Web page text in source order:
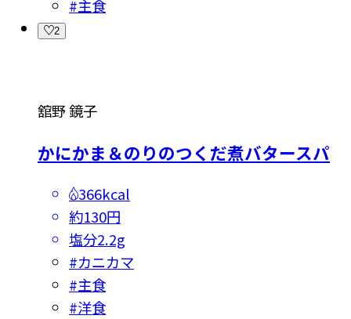
#主食
2
舘野 鏡子
かにかま＆のりのつくだ煮バタースパ
366kcal
約130円
塩分2.2g
#カニカマ
#主食
#洋食